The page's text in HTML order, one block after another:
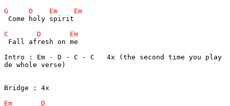
Come holy spirit
Fall afresh on me
Intro : Em - D - C - C   4x (the second time you play
de whole verse)
Bridge : 4x